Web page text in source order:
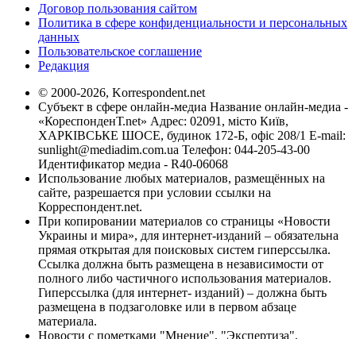
Договор пользования сайтом
Политика в сфере конфиденциальности и персональных
данных
Пользовательское соглашение
Редакция
© 2000-2026, Korrespondent.net
Субъект в сфере онлайн-медиа Название онлайн-медиа -
«КореспонденТ.net» Адрес: 02091, місто Київ,
ХАРКІВСЬКЕ ШОСЕ, будинок 172-Б, офіс 208/1 E-mail:
sunlight@mediadim.com.ua Телефон: 044-205-43-00
Идентификатор медиа - R40-06068
Использование любых материалов, размещённых на
сайте, разрешается при условии ссылки на
Корреспондент.net.
При копировании материалов со страницы «Новости
Украины и мира», для интернет-изданий – обязательна
прямая открытая для поисковых систем гиперссылка.
Ссылка должна быть размещена в независимости от
полного либо частичного использования материалов.
Гиперссылка (для интернет- изданий) – должна быть
размещена в подзаголовке или в первом абзаце
материала.
Новости с пометками "Мнение", "Экспертиза",